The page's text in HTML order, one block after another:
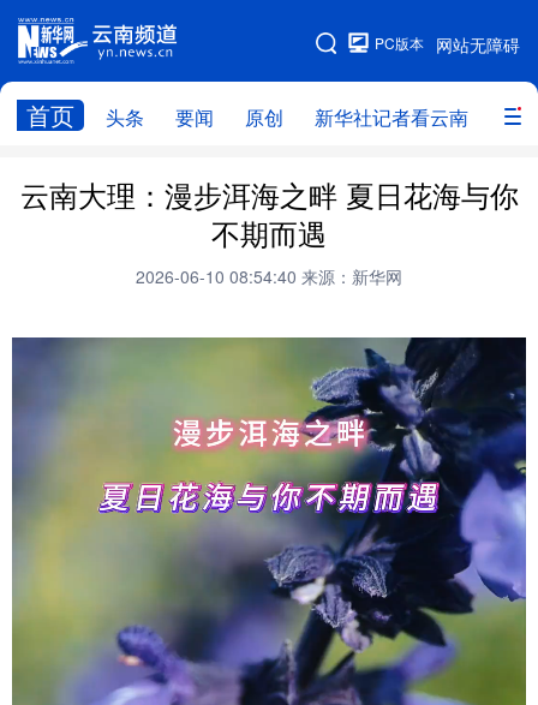
网站无障碍
PC版本
首页 头条 要闻 原创 新华社记者看云南 政务
网站地图
头条 云南要闻 本网原创
政务
云南省领导报道集
教育
州市
社会
图片
服务 云南故事
云南青年说 趣看文物
云南大理：漫步洱海之畔 夏日花海与你
不期而遇
2026-06-10 08:54:40 来源：新华网